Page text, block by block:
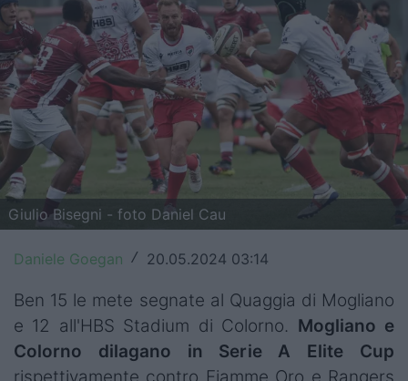
Internazionale
6 Nazioni
United Rugby Championship
Top14
Premiership
Champions Cup
Challenge Cup
World Rugby
Rugby World Cup
Giulio Bisegni - foto Daniel Cau
Daniele Goegan / 20.05.2024 03:14
Ben 15 le mete segnate al Quaggia di Mogliano
e 12 all'HBS Stadium di Colorno. Mogliano e
Colorno dilagano in Serie A Elite Cup
rispettivamente contro Fiamme Oro e Rangers